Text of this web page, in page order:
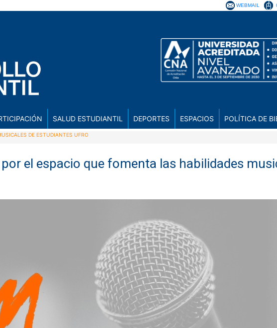
WEBMAIL
SALUD ESTUDIANTIL DEPORTES ESPACIOS POLÍTICA DE
DE ESTUDIANTES UFRO
el espacio que fomenta las habilidades